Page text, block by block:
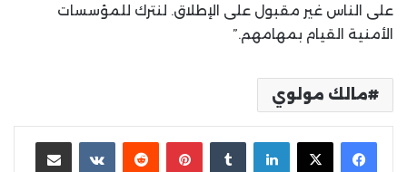
على الناس غير مقبول على الإطلاق. لنترك للمؤسسات
الأمنية القيام بمهامهم.”
مالك مولوي
لينكدإن بينتيريست مشاركة عبر البريد